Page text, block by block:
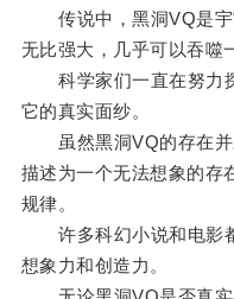
传说中，黑洞VQ是宇
无比强大，几乎可以吞噬
科学家们一直在努力
它的真实面纱。
虽然黑洞VQ的存在并
描述为一个无法想象的存
规律。
许多科幻小说和电影都
想象力和创造力。